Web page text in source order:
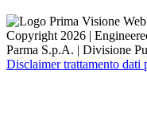
Copyright 2026 |
Parma S.p.A. | Divisione
Disclaimer trattamento dati